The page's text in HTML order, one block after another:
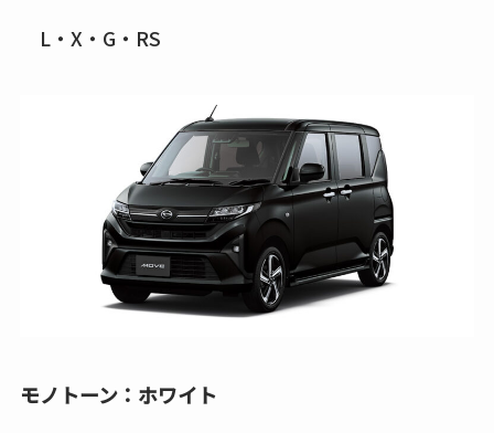
L・X・G・RS
モノトーン：ホワイト